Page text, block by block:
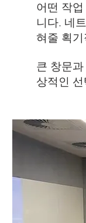
어떤 작
니다. 네
혀줄 획
큰 창문
상적인